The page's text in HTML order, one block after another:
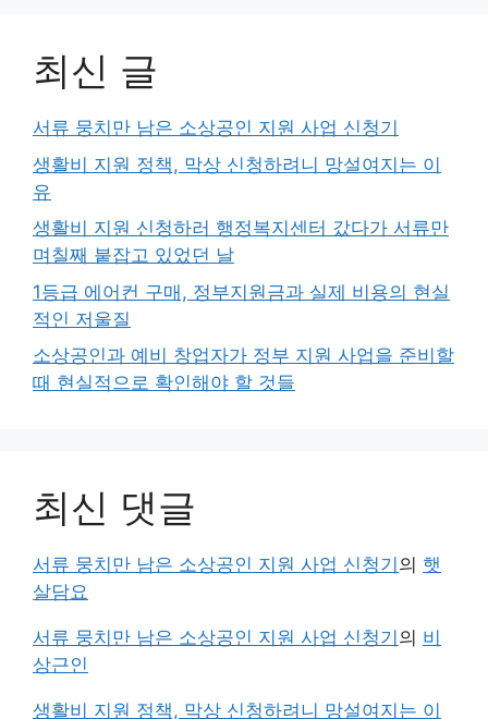
최신 글
서류 뭉치만 남은 소상공인 지원 사업 신청기
생활비 지원 정책, 막상 신청하려니 망설여지는 이
유
생활비 지원 신청하러 행정복지센터 갔다가 서류만
며칠째 붙잡고 있었던 날
1등급 에어컨 구매, 정부지원금과 실제 비용의 현실
적인 저울질
소상공인과 예비 창업자가 정부 지원 사업을 준비할
때 현실적으로 확인해야 할 것들
최신 댓글
서류 뭉치만 남은 소상공인 지원 사업 신청기 의 햇
살담요
서류 뭉치만 남은 소상공인 지원 사업 신청기 의 비
상근인
생활비 지원 정책, 막상 신청하려니 망설여지는 이